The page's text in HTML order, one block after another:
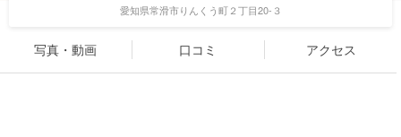
愛知県常滑市りんくう町２丁目20-３
写真・動画 口コミ アクセス